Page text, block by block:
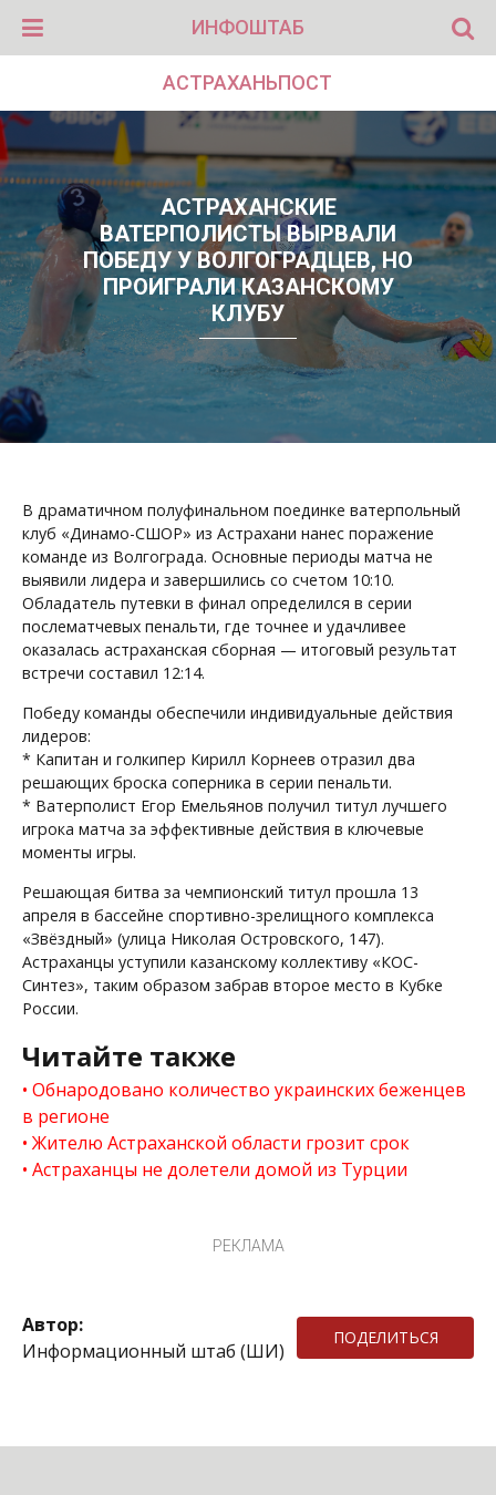
ИНФОШТАБ
АСТРАХАНЬПОСТ
АСТРАХАНСКИЕ
ВАТЕРПОЛИСТЫ ВЫРВАЛИ
ПОБЕДУ У ВОЛГОГРАДЦЕВ, НО
ПРОИГРАЛИ КАЗАНСКОМУ
КЛУБУ
В драматичном полуфинальном поединке ватерпольный
клуб «Динамо-СШОР» из Астрахани нанес поражение
команде из Волгограда. Основные периоды матча не
выявили лидера и завершились со счетом 10:10.
Обладатель путевки в финал определился в серии
послематчевых пенальти, где точнее и удачливее
оказалась астраханская сборная — итоговый результат
встречи составил 12:14.
Победу команды обеспечили индивидуальные действия
лидеров:
* Капитан и голкипер Кирилл Корнеев отразил два
решающих броска соперника в серии пенальти.
* Ватерполист Егор Емельянов получил титул лучшего
игрока матча за эффективные действия в ключевые
моменты игры.
Решающая битва за чемпионский титул прошла 13
апреля в бассейне спортивно-зрелищного комплекса
«Звёздный» (улица Николая Островского, 147).
Астраханцы уступили казанскому коллективу «КОС-
Синтез», таким образом забрав второе место в Кубке
России.
Читайте также
Обнародовано количество украинских беженцев
в регионе
Жителю Астраханской области грозит срок
Астраханцы не долетели домой из Турции
РЕКЛАМА
Автор:
Информационный штаб (ШИ)
ПОДЕЛИТЬСЯ